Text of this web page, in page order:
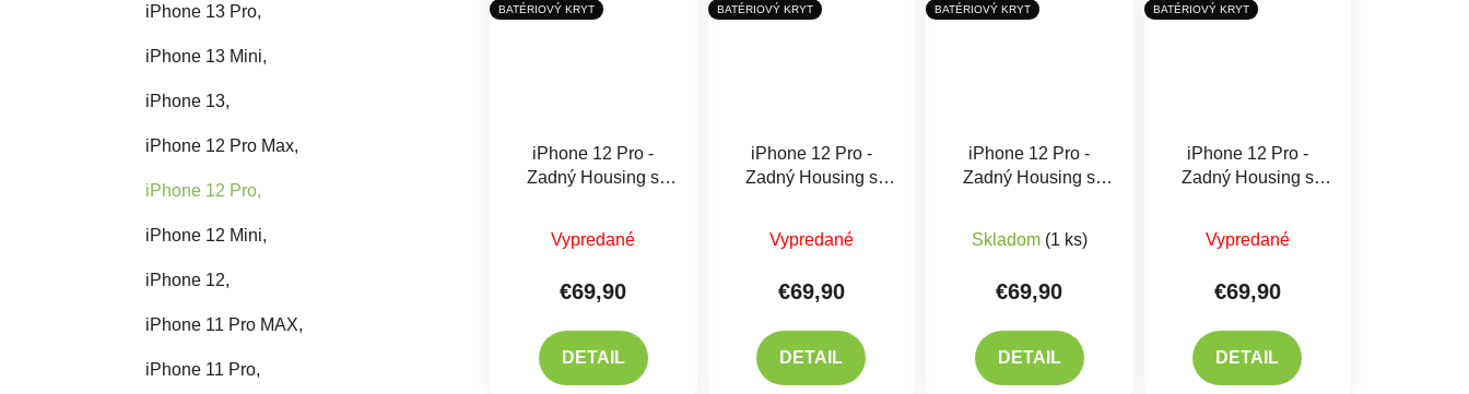
iPhone 13 Pro,
iPhone 13 Mini,
iPhone 13,
iPhone 12 Pro Max,
iPhone 12 Pro,
iPhone 12 Mini,
iPhone 12,
iPhone 11 Pro MAX,
iPhone 11 Pro,
BATÉRIOVÝ KRYT
iPhone 12 Pro -
Zadný Housing s
Vypredané
€69,90
DETAIL
BATÉRIOVÝ KRYT
iPhone 12 Pro -
Zadný Housing s
Vypredané
€69,90
DETAIL
BATÉRIOVÝ KRYT
iPhone 12 Pro -
Zadný Housing s
Skladom (1 ks)
€69,90
DETAIL
BATÉRIOVÝ KRYT
iPhone 12 Pro -
Zadný Housing s
Vypredané
€69,90
DETAIL